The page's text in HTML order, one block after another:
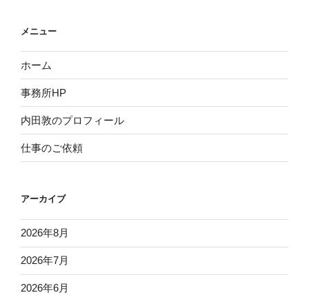
メニュー
ホーム
事務所HP
内田敦のプロフィール
仕事のご依頼
アーカイブ
2026年8月
2026年7月
2026年6月